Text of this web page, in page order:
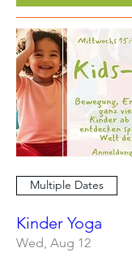
Multiple Dates
Kinder Yoga
Wed, Aug 12